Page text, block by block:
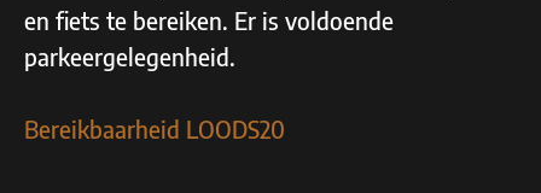
en fiets te bereiken. Er is voldoende
parkeergelegenheid.
Bereikbaarheid LOODS20